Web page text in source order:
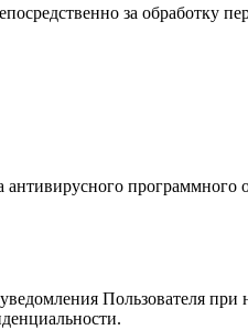
за обработку
программного
Пользователя при